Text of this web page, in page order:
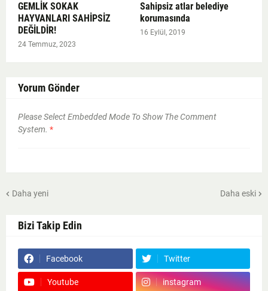
GEMLİK SOKAK
HAYVANLARI SAHİPSİZ
DEĞİLDİR!
24 Temmuz, 2023
Sahipsiz atlar belediye
korumasında
16 Eylül, 2019
Yorum Gönder
Please Select Embedded Mode To Show The Comment
System. *
Daha yeni Daha eski
Bizi Takip Edin
Facebook Twitter
Youtube instagram